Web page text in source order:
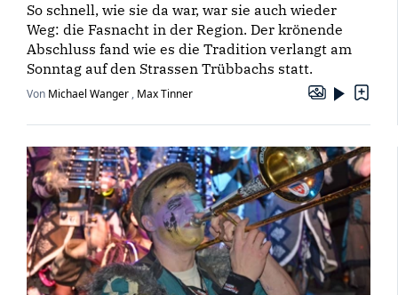
So schnell, wie sie da war, war sie auch wieder
Weg: die Fasnacht in der Region. Der krönende
Abschluss fand wie es die Tradition verlangt am
Sonntag auf den Strassen Trübbachs statt.
Von Michael Wanger , Max Tinner